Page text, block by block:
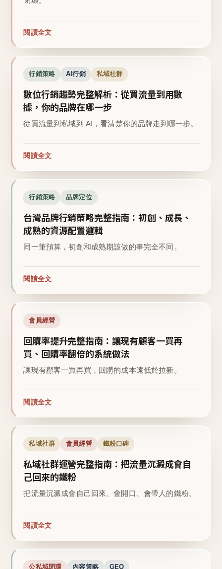
閱讀全文
行銷策略 AI行銷 私域社群
數位行銷趨勢完整解析：從買流量到用數
據，你的品牌在哪一步
從買流量到私域到 AI，看清楚你的品牌走到哪一步。
閱讀全文
行銷策略 品牌定位
台灣品牌行銷策略完整指南：初創、成長、
成熟的資源配置邏輯
同一筆預算，初創和成熟期該做的事完全不同。
閱讀全文
會員經營
回購率提升完整指南：讓現有顧客一買再
買、回購率翻倍的系統做法
讓現有顧客一買再買，回購的成本遠低於拉新。
閱讀全文
私域社群 會員經營 鐵粉口碑
私域社群運營完整指南：把流量沉澱成會自
己回來的鐵粉
把流量沉澱成會自己回來、會開口、會帶人的鐵粉。
閱讀全文
公私域閉環 內容策略 GEO